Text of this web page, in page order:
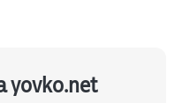
yovko.net